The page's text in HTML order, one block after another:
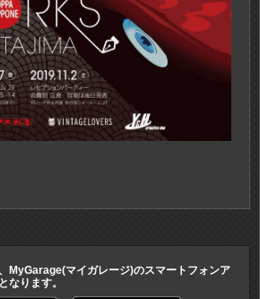
MyGarage(マイガレージ)のスマートフォンア
なります。